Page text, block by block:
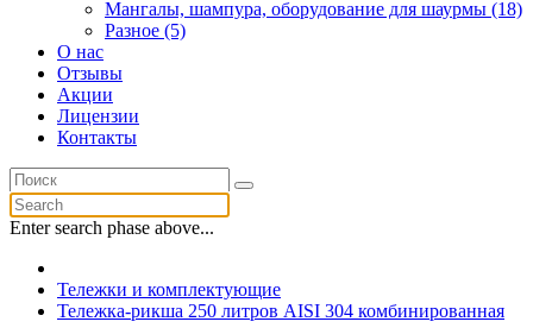
Мангалы, шампура, оборудование для шаурмы (18)
Разное (5)
О нас
Отзывы
Акции
Лицензии
Контакты
Enter search phase above...
Тележки и комплектующие
Тележка-рикша 250 литров AISI 304 комбинированная